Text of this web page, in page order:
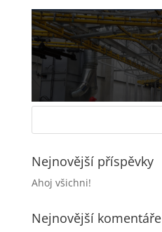
Nejnovější příspěvky
Ahoj všichni!
Nejnovější komentáře